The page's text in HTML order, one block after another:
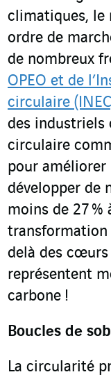
climatiques, le
ordre de
de nombreux
OPEO et de
circulaire
des industriels
circulaire
pour
développer de
moins de 27 %
transformation
delà des cœurs
représentent
carbone !
Boucles de
La circularité